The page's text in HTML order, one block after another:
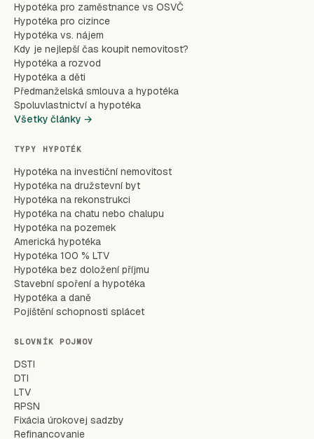
Hypotéka pro zaměstnance vs OSVČ
Hypotéka pro cizince
Hypotéka vs. nájem
Kdy je nejlepší čas koupit nemovitost?
Hypotéka a rozvod
Hypotéka a děti
Předmanželská smlouva a hypotéka
Spoluvlastnictví a hypotéka
Všetky články →
TYPY HYPOTÉK
Hypotéka na investiční nemovitost
Hypotéka na družstevní byt
Hypotéka na rekonstrukci
Hypotéka na chatu nebo chalupu
Hypotéka na pozemek
Americká hypotéka
Hypotéka 100 % LTV
Hypotéka bez doložení příjmu
Stavební spoření a hypotéka
Hypotéka a daně
Pojištění schopnosti splácet
SLOVNÍK POJMOV
DSTI
DTI
LTV
RPSN
Fixácia úrokovej sadzby
Refinancovanie